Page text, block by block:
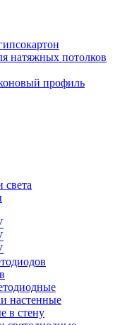
натяжных потолков
профиль
света
настенные
в стену